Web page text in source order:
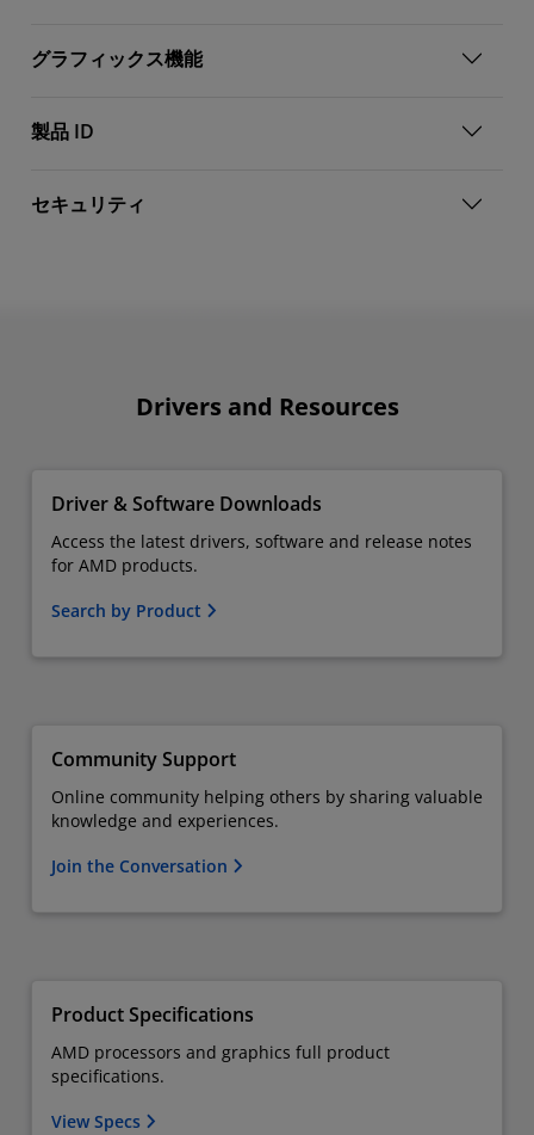
グラフィックス機能
製品 ID
セキュリティ
Drivers and Resources
Driver & Software Downloads
Access the latest drivers, software and release notes
for AMD products.
Search by Product
Community Support
Online community helping others by sharing valuable
knowledge and experiences.
Join the Conversation
Product Specifications
AMD processors and graphics full product
specifications.
View Specs